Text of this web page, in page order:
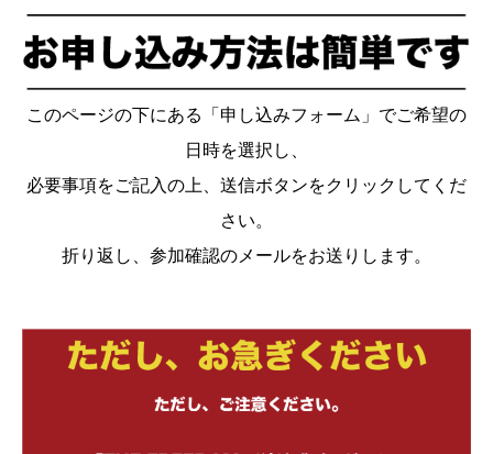
このページの下にある「申し込みフォーム」でご希望の
日時を選択し、
必要事項をご記入の上、送信ボタンをクリックしてくだ
さい。
折り返し、参加確認のメールをお送りします。